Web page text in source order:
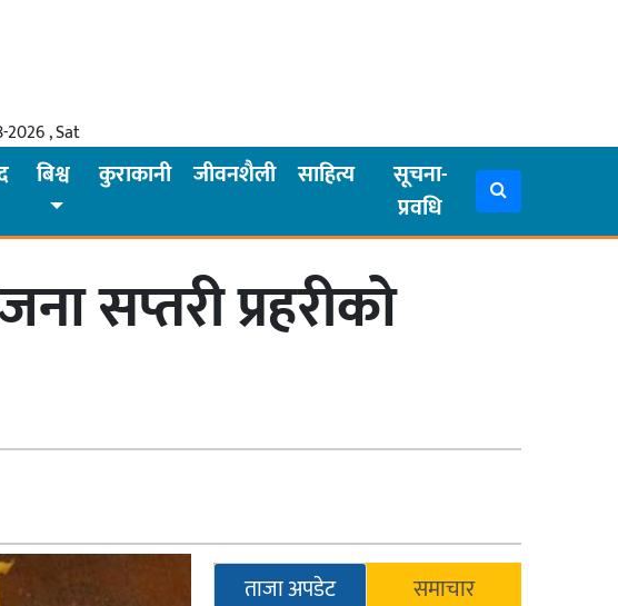
2026 , Sat
बिश्व कुराकानी जीवनशैली साहित्य
सूचना-
प्रवधि
सप्तरी प्रहरीको
ताजा अपडेट समाचार